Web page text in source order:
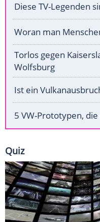
Diese TV-Legenden
Woran man
Torlos gegen
Wolfsburg
Ist ein
5 VW-Prototypen,
Quiz